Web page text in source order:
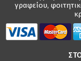
γραφείου,